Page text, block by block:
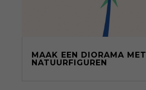
MAAK EEN DIORAMA MET
NATUURFIGUREN